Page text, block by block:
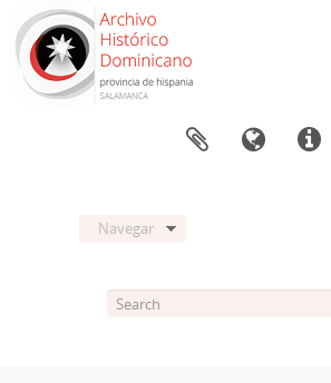
Navegar